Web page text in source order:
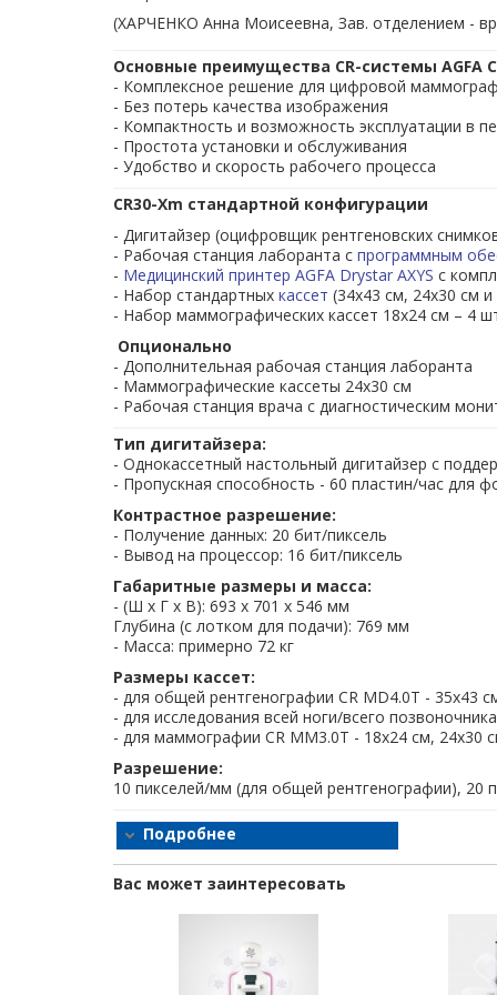
(ХАРЧЕНКО Анна Моисеевна, Зав. отделением -
Основные преимущества CR-системы AGFA
- Комплексное решение для цифровой
- Без потерь качества изображения
- Компактность и возможность эксплуатации в
- Простота установки и обслуживания
- Удобство и скорость рабочего процесса
CR30-Xm стандартной конфигурации
- Дигитайзер (оцифровщик рентгеновских
- Рабочая станция лаборанта с программным
- Медицинский принтер AGFA Drystar AXYS с
- Набор стандартных кассет (34х43 см, 24х30 см
- Набор маммографических кассет 18х24 см – 4
Опционально
- Дополнительная рабочая станция лаборанта
- Маммографические кассеты 24х30 см
- Рабочая станция врача с диагностическим
Тип дигитайзера:
- Однокассетный настольный дигитайзер с
- Пропускная способность - 60 пластин/час для
Контрастное разрешение:
- Получение данных: 20 бит/пиксель
- Вывод на процессор: 16 бит/пиксель
Габаритные размеры и масса:
- (Ш x Г x В): 693 x 701 x 546 мм
Глубина (с лотком для подачи): 769 мм
- Масса: примерно 72 кг
Размеры кассет:
- для общей рентгенографии CR MD4.0T - 35х43
- для исследования всей ноги/всего
- для маммографии CR MM3.0T - 18х24 см, 24х30
Разрешение:
10 пикселей/мм (для общей рентгенографии), 20
Подробнее
Приняв
- Цену от
- Оперативную
- Скидку на
Универсальный настольный дигитайзер для
цифровой маммографии, а также общей
рентгеновских снимков всей нижней
эксплуатацию устройства невелика, что
Данный дигитайзер – идеальное решение
цифровое устройство для проведения
Без потерь качества изображения
Дигитайзер CR30-Xm сохраняет качество
рентгеновских снимках. Он способен
с разрешением 20 пикселей/мм (шаг
рентгенологии, считываются с высоким
алгоритм обработки изображения
изображения без необходимости
Компактность и возможность
Благодаря своему настольному формату
практически в любом месте. Он работает со
обеспечить простоту использования,
При установке универсального экрана для
использоваться непосредственно в
микроавтобусах, автомобилях и других
кабинетах.
Простота установки и обслуживания
Установка системы компьютерной
Специальная светодиодная технология в
конструкция компонентов делает
Удобство и скорость рабочего процесса
Дигитайзер CR30-Xm используется вместе с
оптимизацию рабочих процессов в
интегрируется с другими компонентами.
с экспонированных кассет со скоростью 60
Вас может заинтересовать